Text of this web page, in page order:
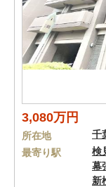
3,080万円
所在地 千
最寄り駅
検
幕
新